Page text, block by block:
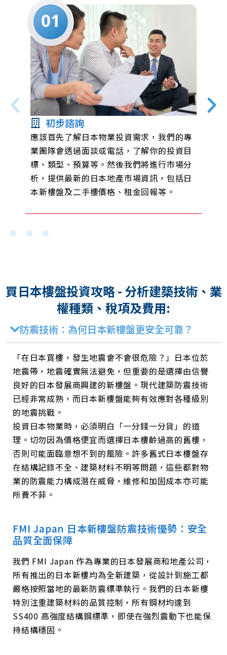
01
初步諮詢
應該首先了解日本物業投資需求，我們的專
業團隊會透過面談或電話，了解你的投資目
標、類型、預算等。然後我們將進行市場分
析，提供最新的日本地產市場資訊，包括日
本新樓盤及二手樓價格、租金回報等。
買日本樓盤投資攻略 - 分析建築技術、業
權種類、稅項及費用:
防震技術：為何日本新樓盤更安全可靠？
「在日本買樓，發生地震會不會很危險？」日本位於
地震帶，地震確實無法避免，但重要的是選擇由信譽
良好的日本發展商興建的新樓盤。現代建築防震技術
已經非常成熟，而日本新樓盤能夠有效應對各種級別
的地震挑戰。
投資日本物業時，必須明白「一分錢一分貨」的道
理。切勿因為價格便宜而選擇日本樓齡過高的舊樓，
否則可能面臨意想不到的風險。許多舊式日本樓盤存
在結構記錄不全、建築材料不明等問題，這些都對物
業的防震能力構成潛在威脅，維修和加固成本亦可能
所費不菲。
FMI Japan 日本新樓盤防震技術優勢：安全
品質全面保障
我們 FMI Japan 作為專業的日本發展商和地產公司，
所有推出的日本新樓均為全新建築，從設計到施工都
嚴格按照當地的最新防震標準執行。我們的日本新樓
特別注重建築材料的品質控制，所有鋼材均達到
SS400 高強度結構鋼標準，即使在強烈震動下也能保
持結構穩固。